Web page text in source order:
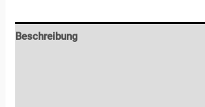
Beschreibung